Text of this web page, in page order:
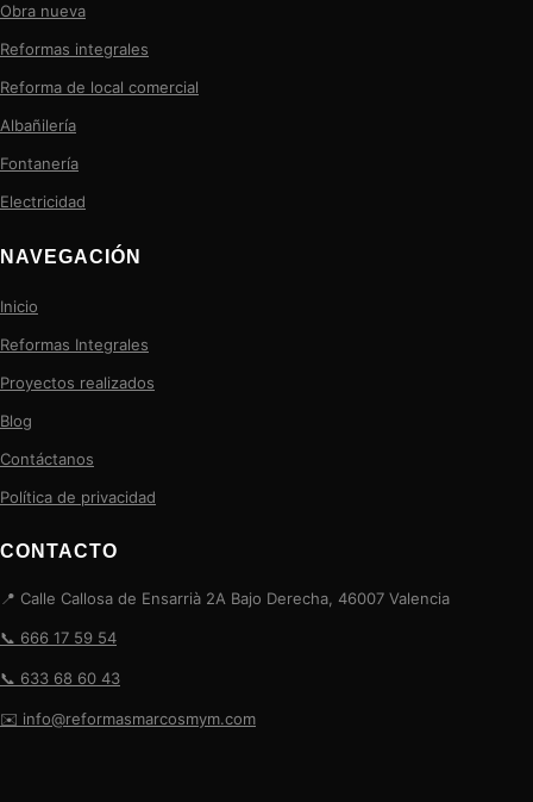
Obra nueva
Reformas integrales
Reforma de local comercial
Albañilería
Fontanería
Electricidad
NAVEGACIÓN
Inicio
Reformas Integrales
Proyectos realizados
Blog
Contáctanos
Política de privacidad
CONTACTO
📍 Calle Callosa de Ensarrià 2A Bajo Derecha, 46007 Valencia
📞 666 17 59 54
📞 633 68 60 43
✉️ info@reformasmarcosmym.com